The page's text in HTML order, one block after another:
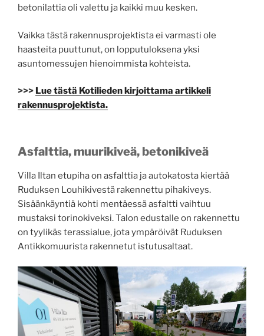
betonilattia oli valettu ja kaikki muu kesken.
Vaikka tästä rakennusprojektista ei varmasti ole
haasteita puuttunut, on lopputuloksena yksi
asuntomessujen hienoimmista kohteista.
>>> Lue tästä Kotilieden kirjoittama artikkeli
rakennusprojektista.
Asfalttia, muurikiveä, betonikiveä
Villa Iltan etupiha on asfalttia ja autokatosta kiertää
Ruduksen Louhikivestä rakennettu pihakiveys.
Sisäänkäyntiä kohti mentäessä asfaltti vaihtuu
mustaksi torinokiveksi. Talon edustalle on rakennettu
on tyylikäs terassialue, jota ympäröivät Ruduksen
Antikkomuurista rakennetut istutusaltaat.